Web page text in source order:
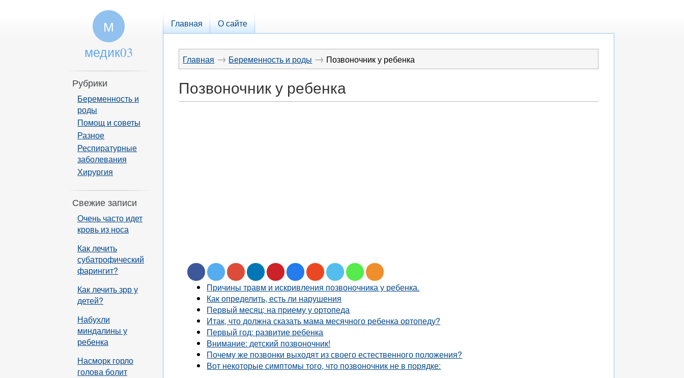
Главная О сайте
Главная → Беременность и роды → Позвоночник у ребенка
Позвоночник у ребенка
Причины травм и искривления позвоночника у ребенка.
Как определить, есть ли нарушения
Первый месяц: на приему у ортопеда
Итак, что должна сказать мама месячного ребенка ортопеду?
Первый год: развитие ребенка
Внимание: детский позвоночник!
Почему же позвонки выходят из своего естественного положения?
Вот некоторые симптомы того, что позвоночник не в порядке:
М
медик03
Рубрики
Беременность и
роды
Помощ и советы
Разное
Респиратурные
заболевания
Хирургия
Свежие записи
Очень часто идет
кровь из носа
Как лечить
субатрофический
фарингит?
Как лечить зрр у
детей?
Набухли
миндалины у
ребенка
Насморк горло
голова болит